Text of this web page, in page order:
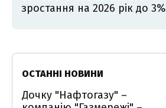
зростання на 2026 рік до 3%
ОСТАННІ НОВИНИ
Дочку "Нафтогазу" –